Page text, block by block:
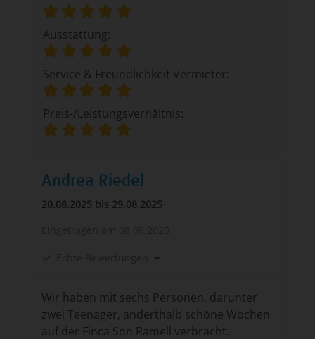
Ausstattung:
Service & Freundlichkeit Vermieter:
Preis-/Leistungsverhältnis:
Andrea Riedel
20.08.2025 bis 29.08.2025
Wir haben mit sechs Personen, darunter
zwei Teenager, anderthalb schöne Wochen
auf der Finca Son Ramell verbracht.